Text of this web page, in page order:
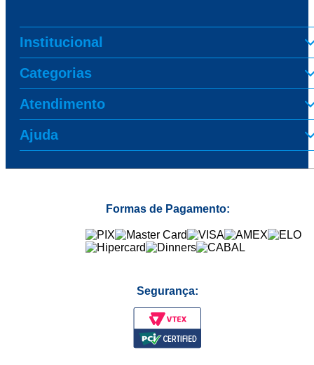
Institucional
Categorias
Atendimento
Ajuda
Formas de Pagamento:
Segurança: